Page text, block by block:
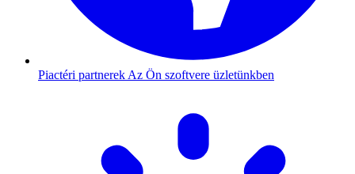
Piactéri partnerek Az Ön szoftvere üzletünkben